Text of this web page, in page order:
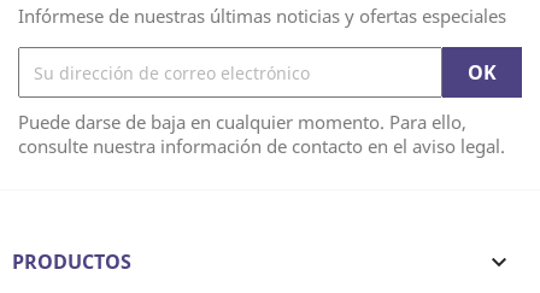
Infórmese de nuestras últimas noticias y ofertas especiales
Puede darse de baja en cualquier momento. Para ello,
consulte nuestra información de contacto en el aviso legal.
PRODUCTOS 